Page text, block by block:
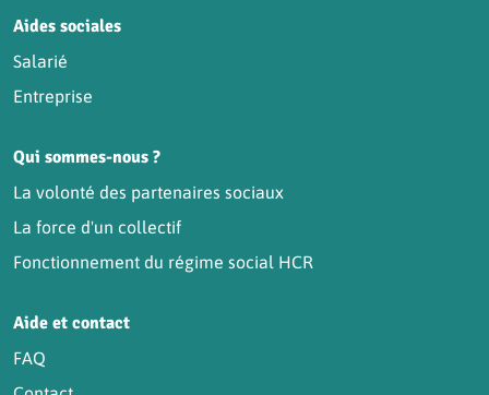
Aides sociales
Salarié
Entreprise
Qui sommes-nous ?
La volonté des partenaires sociaux
La force d'un collectif
Fonctionnement du régime social HCR
Aide et contact
FAQ